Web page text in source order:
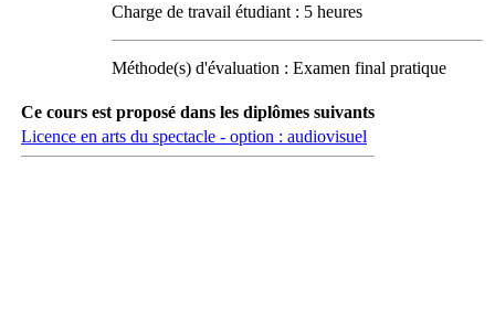
Charge de travail étudiant : 5 heures
Méthode(s) d'évaluation : Examen final pratique
Ce cours est proposé dans les diplômes suivants
Licence en arts du spectacle - option : audiovisuel